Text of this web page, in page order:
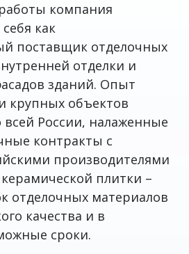
работы компания
как
поставщик отделочных
отделки и
зданий. Опыт
крупных объектов
всей России, налаженные
контракты с
производителями
плитки –
отделочных материалов
качества и в
сроки.